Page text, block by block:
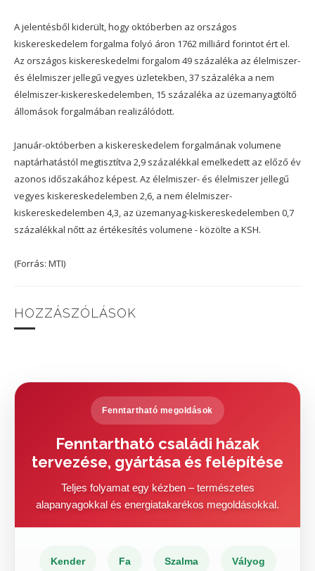
A jelentésből kiderült, hogy októberben az országos
kiskereskedelem forgalma folyó áron 1762 milliárd forintot ért el.
Az országos kiskereskedelmi forgalom 49 százaléka az élelmiszer-
és élelmiszer jellegű vegyes üzletekben, 37 százaléka a nem
élelmiszer-kiskereskedelemben, 15 százaléka az üzemanyagtöltő
állomások forgalmában realizálódott.
Január-októberben a kiskereskedelem forgalmának volumene
naptárhatástól megtisztítva 2,9 százalékkal emelkedett az előző év
azonos időszakához képest. Az élelmiszer- és élelmiszer jellegű
vegyes kiskereskedelemben 2,6, a nem élelmiszer-
kiskereskedelemben 4,3, az üzemanyag-kiskereskedelemben 0,7
százalékkal nőtt az értékesítés volumene - közölte a KSH.
(Forrás: MTI)
HOZZÁSZÓLÁSOK
Fenntartható megoldások
Fenntartható családi házak
tervezése, gyártása és felépítése
Teljes folyamat egy kézben – természetes
alapanyagokkal és energiatakarékos megoldásokkal.
Kender Fa Szalma Vályog